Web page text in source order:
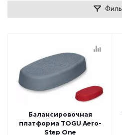
Балансировочная
платформа TOGU Aero-
Step One